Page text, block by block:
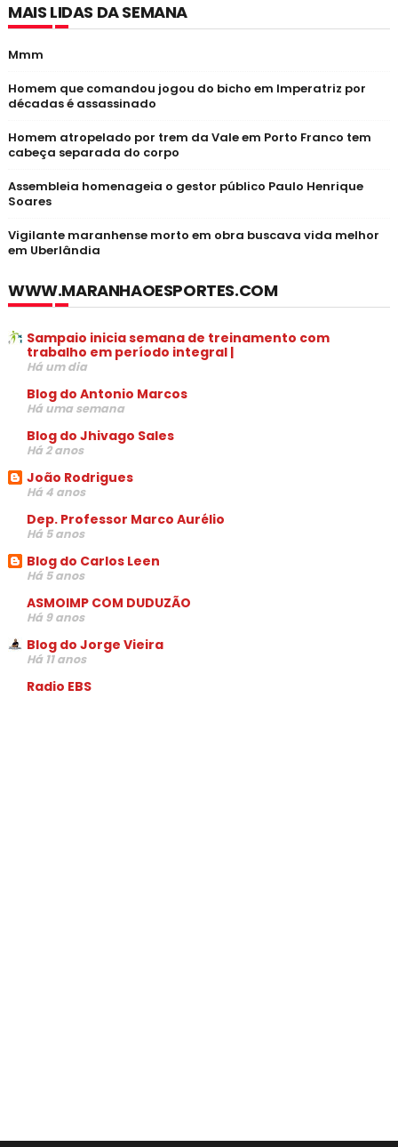
MAIS LIDAS DA SEMANA
Mmm
Homem que comandou jogou do bicho em Imperatriz por
décadas é assassinado
Homem atropelado por trem da Vale em Porto Franco tem
cabeça separada do corpo
Assembleia homenageia o gestor público Paulo Henrique
Soares
Vigilante maranhense morto em obra buscava vida melhor
em Uberlândia
WWW.MARANHAOESPORTES.COM
Sampaio inicia semana de treinamento com
trabalho em período integral |
Há um dia
Blog do Antonio Marcos
Há uma semana
Blog do Jhivago Sales
Há 2 anos
João Rodrigues
Há 4 anos
Dep. Professor Marco Aurélio
Há 5 anos
Blog do Carlos Leen
Há 5 anos
ASMOIMP COM DUDUZÃO
Há 9 anos
Blog do Jorge Vieira
Há 11 anos
Radio EBS